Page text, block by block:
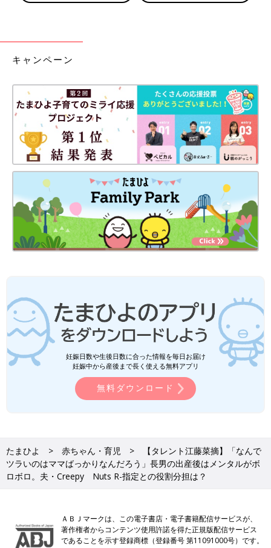
キャンペーン
妊娠日数や生後日数に合った情報を毎日お届け
妊娠中から産後まで長く使える無料アプリ
無料ダウンロード
たまひよ 赤ちゃん・育児
【タレント江藤菜摘】「なんで
ツラいのはママばっかりなんだろう」長男の出産後はメンタルがボ
ロボロ。夫・Creepy Nuts R-指定との役割分担は？
ＡＢＪマークは、この電子書店・電子書籍配信サービスが、
著作権者からコンテンツ使用許諾を得た正規版配信サービス
であることを示す登録商標（登録番号 第11091000号）です。